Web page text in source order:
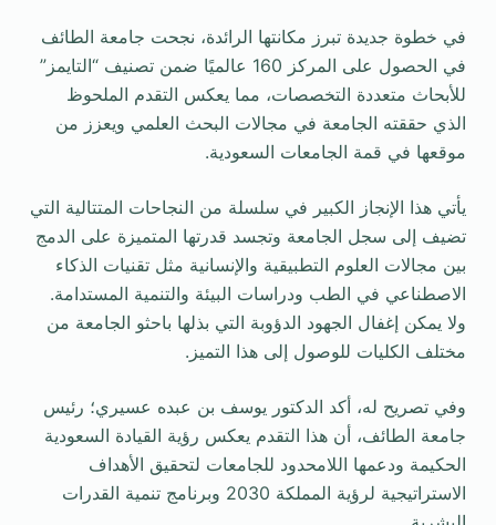
في خطوة جديدة تبرز مكانتها الرائدة، نجحت جامعة الطائف
في الحصول على المركز 160 عالميًا ضمن تصنيف “التايمز”
للأبحاث متعددة التخصصات، مما يعكس التقدم الملحوظ
الذي حققته الجامعة في مجالات البحث العلمي ويعزز من
موقعها في قمة الجامعات السعودية.
يأتي هذا الإنجاز الكبير في سلسلة من النجاحات المتتالية التي
تضيف إلى سجل الجامعة وتجسد قدرتها المتميزة على الدمج
بين مجالات العلوم التطبيقية والإنسانية مثل تقنيات الذكاء
الاصطناعي في الطب ودراسات البيئة والتنمية المستدامة.
ولا يمكن إغفال الجهود الدؤوبة التي بذلها باحثو الجامعة من
مختلف الكليات للوصول إلى هذا التميز.
وفي تصريح له، أكد الدكتور يوسف بن عبده عسيري؛ رئيس
جامعة الطائف، أن هذا التقدم يعكس رؤية القيادة السعودية
الحكيمة ودعمها اللامحدود للجامعات لتحقيق الأهداف
الاستراتيجية لرؤية المملكة 2030 وبرنامج تنمية القدرات